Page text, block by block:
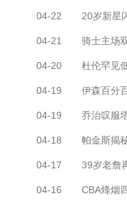
04-22 20岁新星闪耀
04-21 骑士主场
04-20 杜伦罕见低迷
04-19 伊森百分百命中难
04-19 乔治叹服塔图姆
04-18 帕金斯揭秘：沉
04-17 39岁老詹再
04-16 CBA烽烟四起